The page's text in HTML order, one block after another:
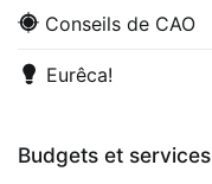
Conseils de CAO
Eurêca!
Budgets et services